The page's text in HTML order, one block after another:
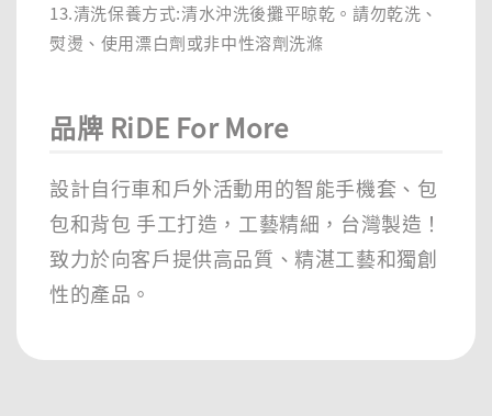
13.清洗保養方式:清水沖洗後攤平晾乾。請勿乾洗、
熨燙、使用漂白劑或非中性溶劑洗滌
品牌 RiDE For More
設計自行車和戶外活動用的智能手機套、包
包和背包 手工打造，工藝精細，台灣製造！
致力於向客戶提供高品質、精湛工藝和獨創
性的產品。